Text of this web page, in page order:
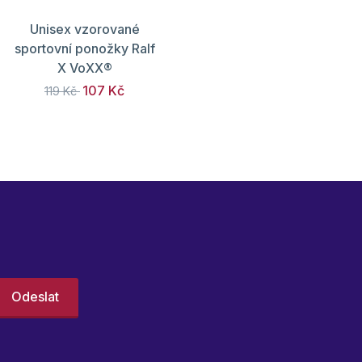
Unisex vzorované
sportovní ponožky Ralf
X VoXX®
119 Kč 107 Kč